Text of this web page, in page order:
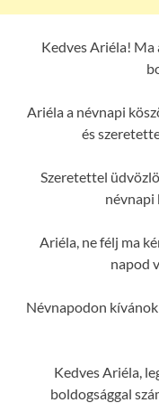
Kedves Ariéla! Ma
Ariéla a névnapi
és
Szeretettel
névnapi
Ariéla, ne félj ma
napod
Névnapodon
Kedves Ariéla,
boldogsággal